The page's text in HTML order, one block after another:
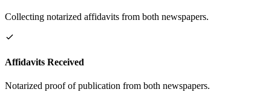
Collecting notarized affidavits from both newspapers.
Affidavits Received
Notarized proof of publication from both newspapers.